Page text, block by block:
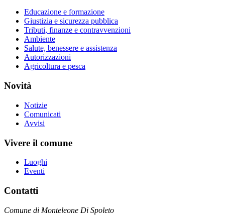
Educazione e formazione
Giustizia e sicurezza pubblica
Tributi, finanze e contravvenzioni
Ambiente
Salute, benessere e assistenza
Autorizzazioni
Agricoltura e pesca
Novità
Notizie
Comunicati
Avvisi
Vivere il comune
Luoghi
Eventi
Contatti
Comune di Monteleone Di Spoleto